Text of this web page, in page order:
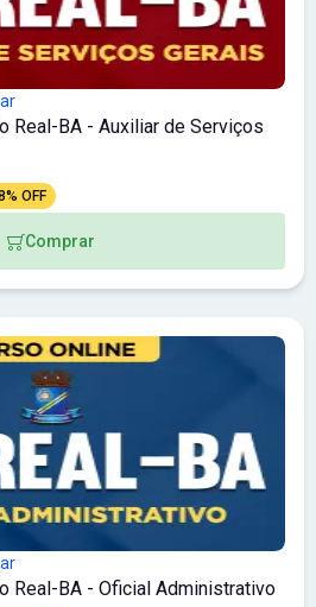
Real-BA - Auxiliar de Serviços
OFF
Comprar
Real-BA - Oficial Administrativo